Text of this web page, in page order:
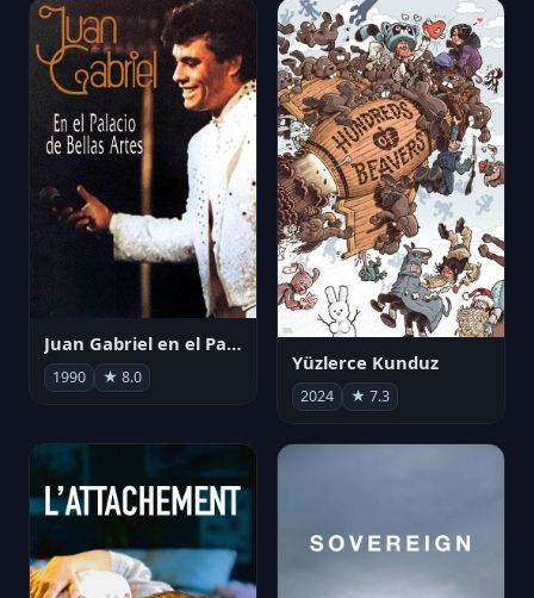
Juan Gabriel en el Palacio de Bellas Artes
1990 ★ 8.0
Yüzlerce Kunduz
2024 ★ 7.3